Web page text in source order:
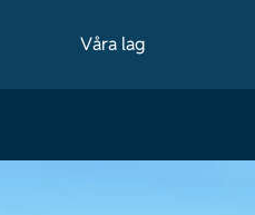
Våra lag